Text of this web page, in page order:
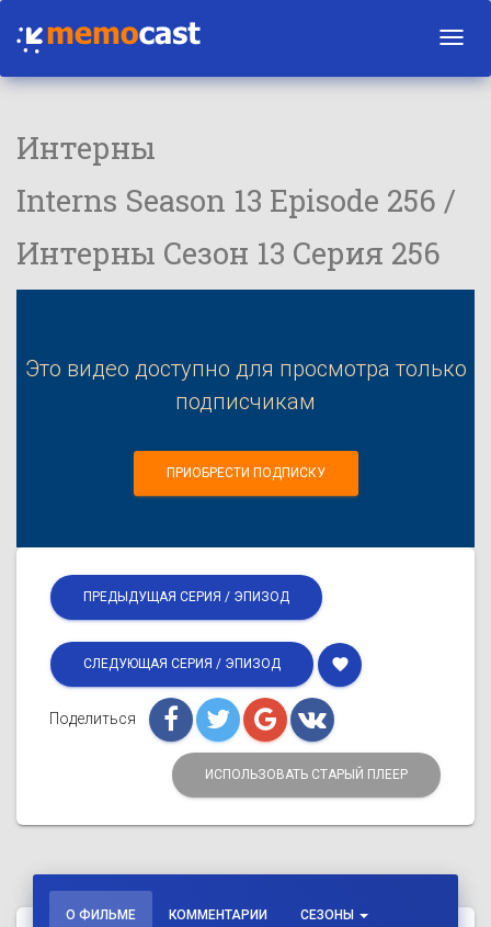
Интерны
Interns Season 13 Episode 256 /
Интерны Сезон 13 Серия 256
Это видео доступно для просмотра только
подписчикам
ПРИОБРЕСТИ ПОДПИСКУ
ПРЕДЫДУЩАЯ СЕРИЯ / ЭПИЗОД
СЛЕДУЮЩАЯ СЕРИЯ / ЭПИЗОД favorite
Поделиться
ИСПОЛЬЗОВАТЬ СТАРЫЙ ПЛЕЕР
О ФИЛЬМЕ КОММЕНТАРИИ СЕЗОНЫ